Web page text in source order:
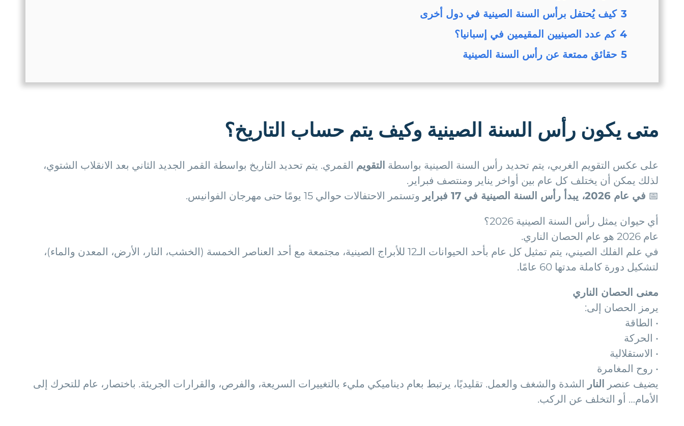
3 كيف يُحتفل برأس السنة الصينية في دول أخرى
4 كم عدد الصينيين المقيمين في إسبانيا؟
5 حقائق ممتعة عن رأس السنة الصينية
متى يكون رأس السنة الصينية وكيف يتم حساب التاريخ؟
على عكس التقويم الغربي، يتم تحديد رأس السنة الصينية بواسطة التقويم القمري. يتم تحديد التاريخ بواسطة القمر الجديد الثاني بعد الانقلاب الشتوي،
لذلك يمكن أن يختلف كل عام بين أواخر يناير ومنتصف فبراير.
📅 في عام 2026، يبدأ رأس السنة الصينية في 17 فبراير وتستمر الاحتفالات حوالي 15 يومًا حتى مهرجان الفوانيس.
أي حيوان يمثل رأس السنة الصينية 2026؟
عام 2026 هو عام الحصان الناري.
في علم الفلك الصيني، يتم تمثيل كل عام بأحد الحيوانات الـ12 للأبراج الصينية، مجتمعة مع أحد العناصر الخمسة (الخشب، النار، الأرض، المعدن والماء)،
لتشكيل دورة كاملة مدتها 60 عامًا.
معنى الحصان الناري
يرمز الحصان إلى:
• الطاقة
• الحركة
• الاستقلالية
• روح المغامرة
يضيف عنصر
النار الشدة والشغف والعمل. تقليديًا، يرتبط بعام ديناميكي مليء بالتغييرات السريعة، والفرص، والقرارات الجريئة. باختصار، عام للتحرك إلى
الأمام… أو التخلف عن الركب.